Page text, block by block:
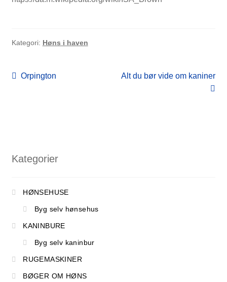
Kategori: Høns i haven
Indlægsnavigation
Forrige
Orpington
Næste
Alt du bør vide om kaniner
Kategorier
HØNSEHUSE
Byg selv hønsehus
KANINBURE
Byg selv kaninbur
RUGEMASKINER
BØGER OM HØNS